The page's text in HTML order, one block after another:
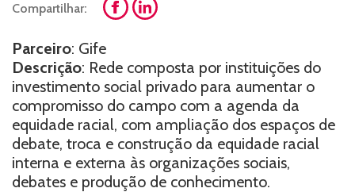
Compartilhar:
Parceiro: Gife
Descrição: Rede composta por instituições do
investimento social privado para aumentar o
compromisso do campo com a agenda da
equidade racial, com ampliação dos espaços de
debate, troca e construção da equidade racial
interna e externa às organizações sociais,
debates e produção de conhecimento.